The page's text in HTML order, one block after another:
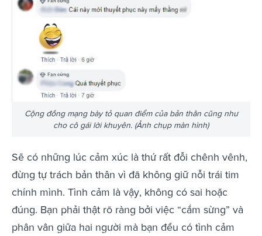
Cộng đồng mạng bày tỏ quan điểm của bản thân cũng như
cho cô gái lời khuyên. (Ảnh chụp màn hình)
Sẽ có những lúc cảm xúc là thứ rất đỗi chênh vênh,
đừng tự trách bản thân vì đã không giữ nỗi trái tim
chính mình. Tình cảm là vậy, không có sai hoặc
đúng. Bạn phải thật rõ ràng bởi việc “cắm sừng” và
phân vân giữa hai người mà bạn đều có tình cảm